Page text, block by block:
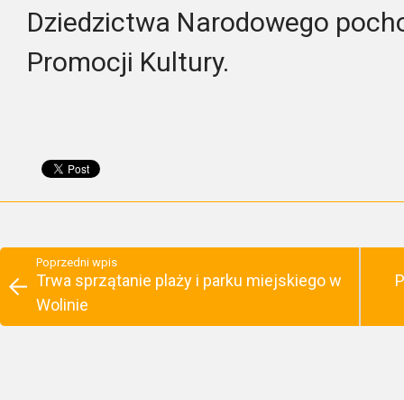
Dziedzictwa Narodowego
Promocji Kultury.
Poprzedni wpis
Trwa sprzątanie plaży i parku miejskiego w
Wolinie